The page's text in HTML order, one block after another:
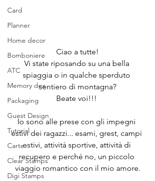
Card
Planner
Home decor
Bomboniere
ATC
Memory dex
Packaging
Guest Design
Tutorial
Carte
Clear Stamps
Digi Stamps
Ciao a tutte!
Vi state riposando su una bella
spiaggia o in qualche sperduto
sentiero di montagna?
Beate voi!!!
Io sono alle prese con gli impegni
estivi dei ragazzi... esami, grest, campi
estivi, attività sportive, attività di
recupero e perché no, un piccolo
viaggio romantico con il mio amore.